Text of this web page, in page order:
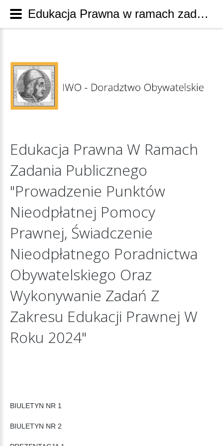
Edukacja Prawna W Ramach
Zadania Publicznego
"Prowadzenie Punktów
Nieodpłatnej Pomocy
Prawnej, Świadczenie
Nieodpłatnego Poradnictwa
Obywatelskiego Oraz
Wykonywanie Zadań Z
Zakresu Edukacji Prawnej W
Roku 2024"
BIULETYN NR 1
BIULETYN NR 2
Edukacja Prawna w ramach zadania publicznego "Prowadzenie punktów nieodpłatnej pomocy prawnej, świadczenie nieodpłatnego poradnictwa obywatelskiego oraz wykonywanie zadań z zakresu edukacji prawnej w roku 2024"